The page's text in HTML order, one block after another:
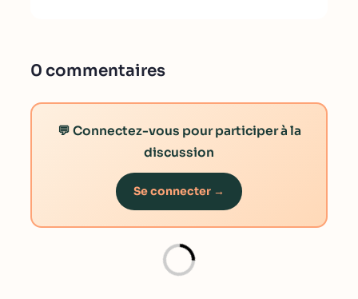
0 commentaires
💬 Connectez-vous pour participer à la
discussion
Se connecter →